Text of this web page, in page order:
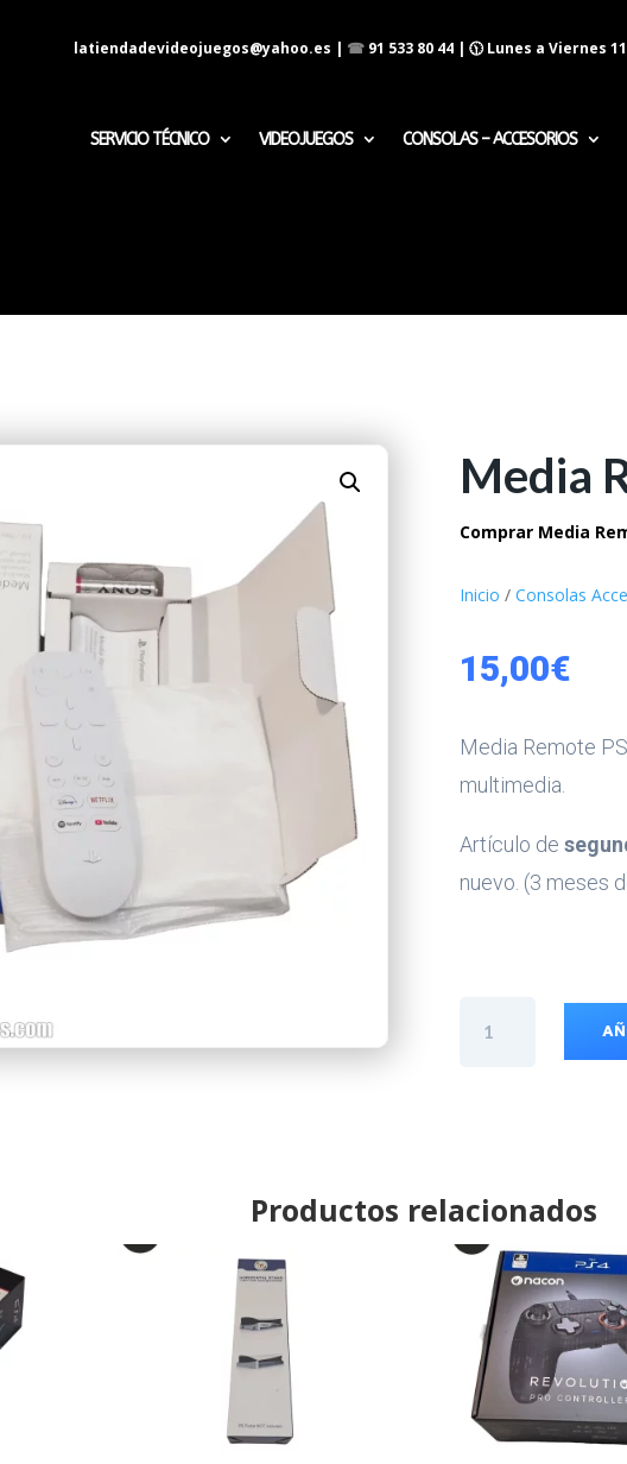
latiendadevideojuegos@yahoo.es | ☎ 91 533 80 44| 🕦 Lunes a Viernes 11
SERVICIO TÉCNICO VIDEOJUEGOS CONSOLAS – ACCESORIOS
Media
Comprar Media
Inicio / Consolas
15,00€
Media Remote
multimedia.
Artículo de
nuevo. (3 meses
Remote
Productos relacionados